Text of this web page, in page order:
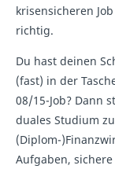
krisensicheren
richtig.
Du hast deinen
(fast) in der
08/15-Job? Dann
duales Studium
(Diplom-
Aufgaben,